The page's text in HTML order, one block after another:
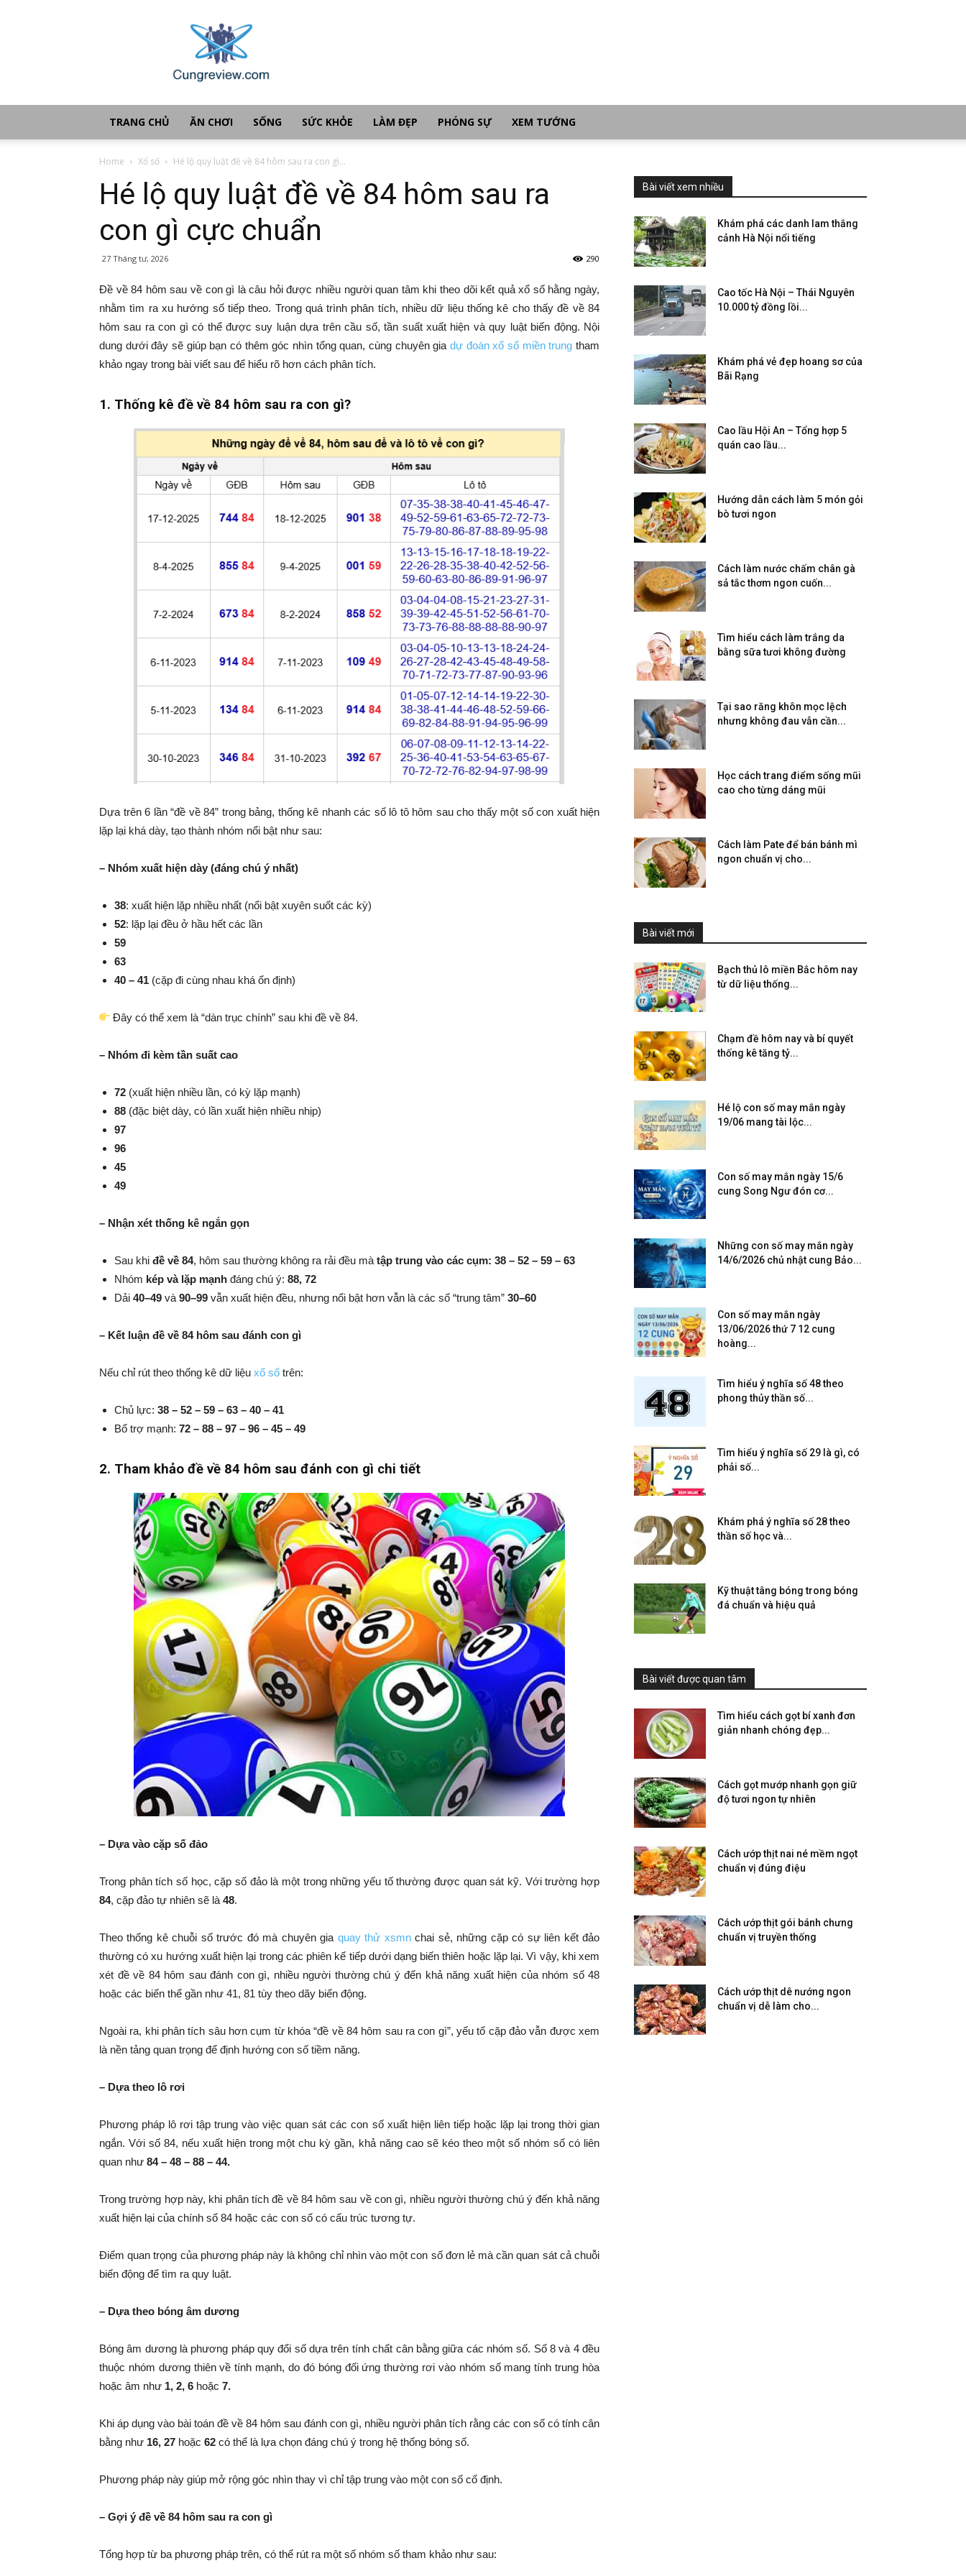
TRANG CHỦ ĂN CHƠI SỐNG SỨC KHỎE LÀM ĐẸP PHÓNG SỰ XEM TƯỚNG
Home Xổ số Hé lộ quy luật đề về 84 hôm sau ra con gì...
Hé lộ quy luật đề về 84 hôm sau ra
con gì cực chuẩn
27 Tháng tư, 2026 290
Đề về 84 hôm sau về con gì là câu hỏi được nhiều người quan tâm khi theo dõi kết quả xổ số hằng ngày,
nhằm tìm ra xu hướng số tiếp theo. Trong quá trình phân tích, nhiều dữ liệu thống kê cho thấy đề về 84
hôm sau ra con gì có thể được suy luận dựa trên cầu số, tần suất xuất hiện và quy luật biến động. Nội
dung dưới đây sẽ giúp bạn có thêm góc nhìn tổng quan, cùng chuyên gia dự đoán xổ số miền trung tham
khảo ngay trong bài viết sau để hiểu rõ hơn cách phân tích.
1. Thống kê đề về 84 hôm sau ra con gì?
Dựa trên 6 lần “đề về 84” trong bảng, thống kê nhanh các số lô tô hôm sau cho thấy một số con xuất hiện
lặp lại khá dày, tạo thành nhóm nổi bật như sau:
– Nhóm xuất hiện dày (đáng chú ý nhất)
38: xuất hiện lặp nhiều nhất (nổi bật xuyên suốt các kỳ)
52: lặp lại đều ở hầu hết các lần
59
63
40 – 41 (cặp đi cùng nhau khá ổn định)
Đây có thể xem là “dàn trục chính” sau khi đề về 84.
– Nhóm đi kèm tần suất cao
72 (xuất hiện nhiều lần, có kỳ lặp mạnh)
88 (đặc biệt dày, có lần xuất hiện nhiều nhịp)
97
96
45
49
– Nhận xét thống kê ngắn gọn
Sau khi đề về 84, hôm sau thường không ra rải đều mà tập trung vào các cụm: 38 – 52 – 59 – 63
Nhóm kép và lặp mạnh đáng chú ý: 88, 72
Dải 40–49 và 90–99 vẫn xuất hiện đều, nhưng nổi bật hơn vẫn là các số “trung tâm” 30–60
– Kết luận đề về 84 hôm sau đánh con gì
Nếu chỉ rút theo thống kê dữ liệu xổ số trên:
Chủ lực: 38 – 52 – 59 – 63 – 40 – 41
Bổ trợ mạnh: 72 – 88 – 97 – 96 – 45 – 49
2. Tham khảo đề về 84 hôm sau đánh con gì chi tiết
– Dựa vào cặp số đảo
Trong phân tích số học, cặp số đảo là một trong những yếu tố thường được quan sát kỹ. Với trường hợp
84, cặp đảo tự nhiên sẽ là 48.
Theo thống kê chuỗi số trước đó mà chuyên gia quay thử xsmnchai sẻ, những cặp có sự liên kết đảo
thường có xu hướng xuất hiện lại trong các phiên kế tiếp dưới dạng biến thiên hoặc lặp lại. Vì vậy, khi xem
xét đề về 84 hôm sau đánh con gì, nhiều người thường chú ý đến khả năng xuất hiện của nhóm số 48
hoặc các biến thể gần như 41, 81 tùy theo dãy biến động.
Ngoài ra, khi phân tích sâu hơn cụm từ khóa “đề về 84 hôm sau ra con gì”, yếu tố cặp đảo vẫn được xem
là nền tảng quan trọng để định hướng con số tiềm năng.
– Dựa theo lô rơi
Phương pháp lô rơi tập trung vào việc quan sát các con số xuất hiện liên tiếp hoặc lặp lại trong thời gian
ngắn. Với số 84, nếu xuất hiện trong một chu kỳ gần, khả năng cao sẽ kéo theo một số nhóm số có liên
quan như 84 – 48 – 88 – 44.
Trong trường hợp này, khi phân tích đề về 84 hôm sau về con gì, nhiều người thường chú ý đến khả năng
xuất hiện lại của chính số 84 hoặc các con số có cấu trúc tương tự.
Điểm quan trọng của phương pháp này là không chỉ nhìn vào một con số đơn lẻ mà cần quan sát cả chuỗi
biến động để tìm ra quy luật.
– Dựa theo bóng âm dương
Bóng âm dương là phương pháp quy đổi số dựa trên tính chất cân bằng giữa các nhóm số. Số 8 và 4 đều
thuộc nhóm dương thiên về tính mạnh, do đó bóng đối ứng thường rơi vào nhóm số mang tính trung hòa
hoặc âm như 1, 2, 6 hoặc 7.
Khi áp dụng vào bài toán đề về 84 hôm sau đánh con gì, nhiều người phân tích rằng các con số có tính cân
bằng như 16, 27 hoặc 62 có thể là lựa chọn đáng chú ý trong hệ thống bóng số.
Phương pháp này giúp mở rộng góc nhìn thay vì chỉ tập trung vào một con số cố định.
– Gợi ý đề về 84 hôm sau ra con gì
Tổng hợp từ ba phương pháp trên, có thể rút ra một số nhóm số tham khảo như sau:
Bài viết xem nhiều
Khám phá các danh lam thắng
cảnh Hà Nội nổi tiếng
Cao tốc Hà Nội – Thái Nguyên
10.000 tỷ đồng lồi...
Khám phá vẻ đẹp hoang sơ của
Bãi Rạng
Cao lầu Hội An – Tổng hợp 5
quán cao lầu...
Hướng dẫn cách làm 5 món gỏi
bò tươi ngon
Cách làm nước chấm chân gà
sả tắc thơm ngon cuốn...
Tìm hiểu cách làm trắng da
bằng sữa tươi không đường
Tại sao răng khôn mọc lệch
nhưng không đau vẫn cần...
Học cách trang điểm sống mũi
cao cho từng dáng mũi
Cách làm Pate để bán bánh mì
ngon chuẩn vị cho...
Bài viết mới
Bạch thủ lô miền Bắc hôm nay
từ dữ liệu thống...
Chạm đề hôm nay và bí quyết
thống kê tăng tỷ...
Hé lộ con số may mắn ngày
19/06 mang tài lộc...
Con số may mắn ngày 15/6
cung Song Ngư đón cơ...
Những con số may mắn ngày
14/6/2026 chủ nhật cung Bảo...
Con số may mắn ngày
13/06/2026 thứ 7 12 cung
hoàng...
Tìm hiểu ý nghĩa số 48 theo
phong thủy thần số...
Tìm hiểu ý nghĩa số 29 là gì, có
phải số...
Khám phá ý nghĩa số 28 theo
thần số học và...
Kỹ thuật tâng bóng trong bóng
đá chuẩn và hiệu quả
Bài viết được quan tâm
Tìm hiểu cách gọt bí xanh đơn
giản nhanh chóng đẹp...
Cách gọt mướp nhanh gọn giữ
độ tươi ngon tự nhiên
Cách ướp thịt nai né mềm ngọt
chuẩn vị đúng điệu
Cách ướp thịt gói bánh chưng
chuẩn vị truyền thống
Cách ướp thịt dê nướng ngon
chuẩn vị dễ làm cho...